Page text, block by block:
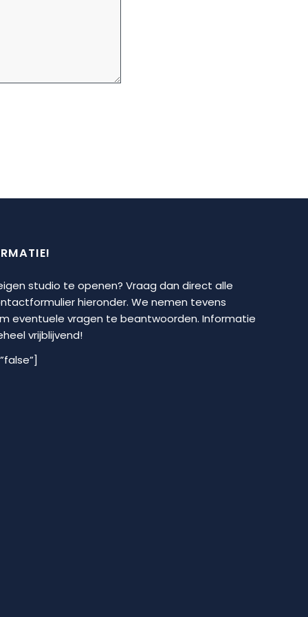
studio te openen? Vraag dan direct alle
hieronder. We nemen tevens
eventuele vragen te beantwoorden. Informatie
vrijblijvend!